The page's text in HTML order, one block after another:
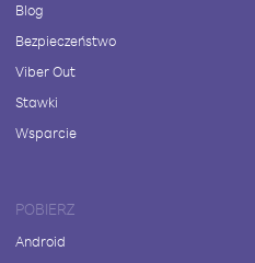
Blog
Bezpieczeństwo
Viber Out
Stawki
Wsparcie
POBIERZ
Android